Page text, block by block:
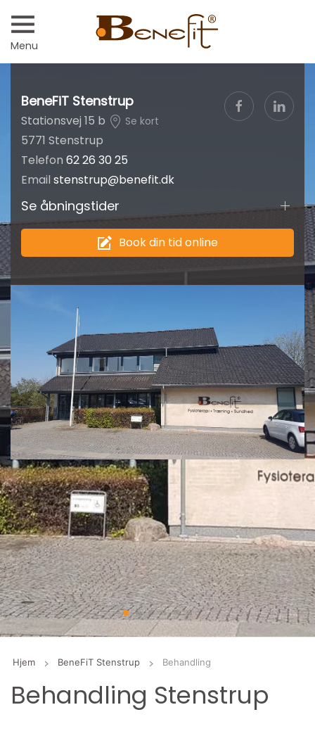
Menu
BeneFiT Stenstrup
Stationsvej 15 b Se kort
5771 Stenstrup
Telefon 62 26 30 25
Email stenstrup@benefit.dk
Se åbningstider
Book din tid online
Hjem BeneFiT Stenstrup Behandling
Behandling Stenstrup